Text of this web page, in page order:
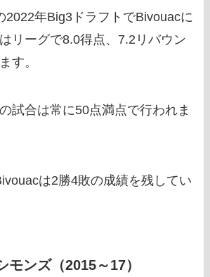
2022年Big3ドラフトでBivouacに
リーグで8.0得点、7.2リバウン
す。
試合は常に50点満点で行われま
は2勝4敗の成績を残してい
モンズ（2015～17）